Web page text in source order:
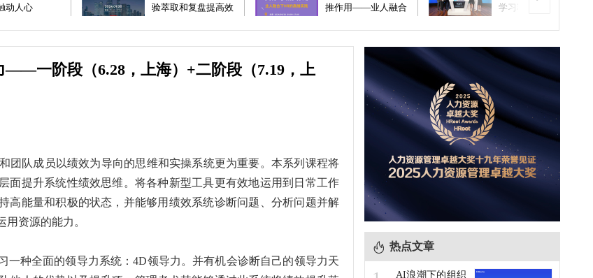
动人心
验萃取和复盘提高效
推作用——业人融合
（9.20，北京）
学习赛道 助力中大型
——一阶段（6.28，上海）+二阶段（7.19，上
团队成员以绩效为导向的思维和实操系统更为重要。本系列课程将
面提升系统性绩效思维。将各种新型工具更有效地运用到日常工作
高能量和积极的状态，并能够用绩效系统诊断问题、分析问题并解
资源的能力。
一种全面的领导力系统：4D领导力。并有机会诊断自己的领导力天
热点文章
AI浪潮下的组织